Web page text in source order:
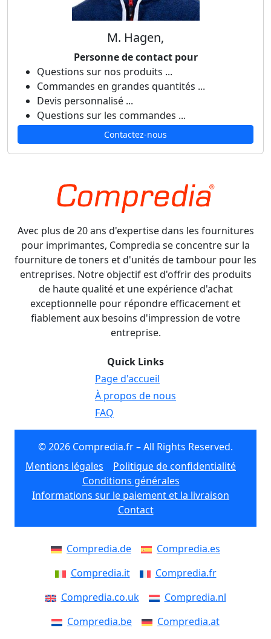
M. Hagen,
Personne de contact pour
Questions sur nos produits ...
Commandes en grandes quantités ...
Devis personnalisé ...
Questions sur les commandes ...
Contactez-nous
Avec plus de 20 ans d'expertise dans les fournitures
pour imprimantes, Compredia se concentre sur la
fourniture de toners et d'unités de tambour pour les
entreprises. Notre objectif est d'offrir des produits
de haute qualité et une expérience d'achat
exceptionnelle pour répondre efficacement et
fiablement aux besoins d'impression de votre
entreprise.
Quick Links
Page d'accueil
À propos de nous
FAQ
© 2026 Compredia.fr – All Rights Reserved.
Mentions légales
Politique de confidentialité
Conditions générales
Informations sur le paiement et la livraison
Contact
Compredia.de
Compredia.es
Compredia.it
Compredia.fr
Compredia.co.uk
Compredia.nl
Compredia.be
Compredia.at